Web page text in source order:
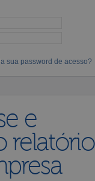
sua password de acesso?
e
relatório